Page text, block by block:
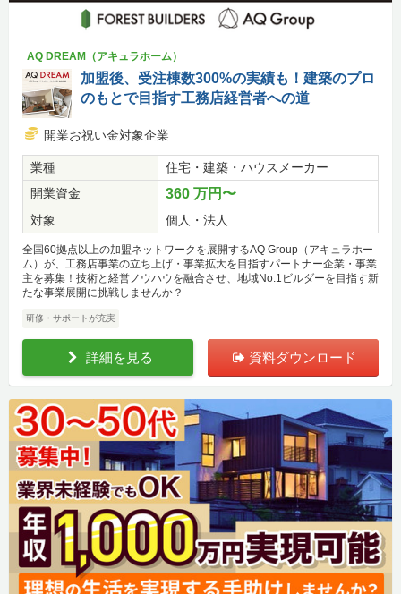
AQ DREAM（アキュラホーム）
加盟後、受注棟数300%の実績も！建築のプロ
のもとで目指す工務店経営者への道
開業お祝い金対象企業
業種
住宅・建築・ハウスメーカー
開業資金
360 万円〜
対象 個人・法人
全国60拠点以上の加盟ネットワークを展開するAQ Group（アキュラホー
ム）が、工務店事業の立ち上げ・事業拡大を目指すパートナー企業・事業
主を募集！技術と経営ノウハウを融合させ、地域No.1ビルダーを目指す新
たな事業展開に挑戦しませんか？
研修・サポートが充実
詳細を見る 資料ダウンロード